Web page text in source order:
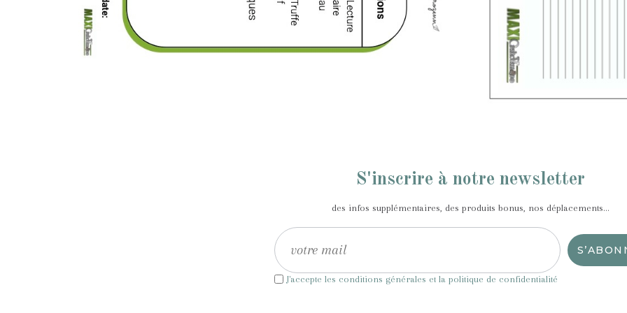
S'inscrire à notre newsletter
des infos supplémentaires, des produits bonus, nos déplacements...
J'accepte les conditions générales et la politique de confidentialité